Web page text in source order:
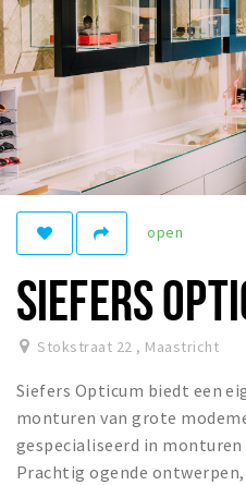
Eten
Drinken
Slapen
Winkels
Winkelgebieden
Bezienswaardigheden
Musea, theaters & podia
Uitjes & activiteiten
Toeristische routes
Natuurgebieden
open
SIEFERS
Stokstraat 22 , Maastricht
Siefers Opticum biedt een
monturen van grote
gespecialiseerd in
Prachtig ogende